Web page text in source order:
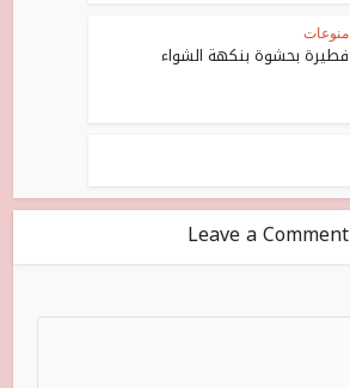
منوعات
فطيرة بحشوة بنكهة الشواء
Leave a Comment